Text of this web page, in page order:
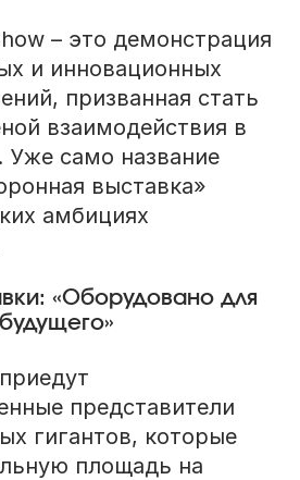
– это демонстрация
и инновационных
призванная стать
взаимодействия в
само название
выставка»
амбициях
«Оборудовано для
будущего»
представители
гигантов, которые
площадь на